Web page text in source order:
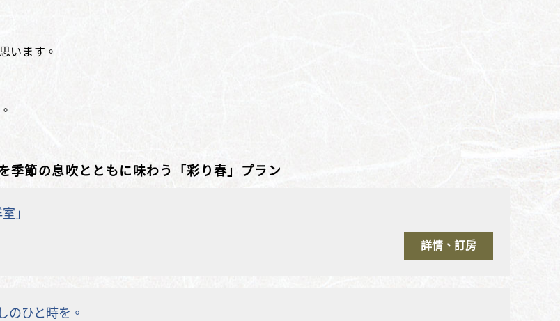
います。
季節の息吹とともに味わう「彩り春」プラン
」
詳情、訂房
のひと時を。